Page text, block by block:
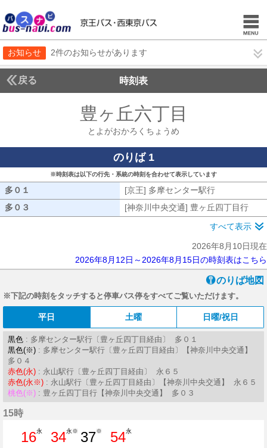
お知らせ 2件のお知らせがあります
戻る 時刻表
豊ヶ丘六丁目
とよがおかろくちょうめ
のりば 1
※時刻表は以下の行先・系統の時刻を合わせて表示しています
多０１ [京王] 多摩センター駅行
多０３
[神奈川中央交通] 豊ヶ丘四丁目行
すべて表示
2026年8月10日現在
2026年8月12日～2026年8月15日の時刻表はこちら
のりば地図
※下記の時刻をタッチすると停車バス停をすべてご覧いただけます。
平日 土曜 日曜/祝日
黒色 : 多摩センター駅行〔豊ヶ丘四丁目経由〕 多０１
黒色(※) : 多摩センター駅行〔豊ヶ丘四丁目経由〕【神奈川中央交通】
多０４
赤色(永) : 永山駅行〔豊ヶ丘四丁目経由〕 永６５
赤色(永※) : 永山駅行〔豊ヶ丘四丁目経由〕【神奈川中央交通】 永６５
桃色(※) : 豊ヶ丘四丁目行【神奈川中央交通】 多０３
15時
16永
34永※ 37※
54永